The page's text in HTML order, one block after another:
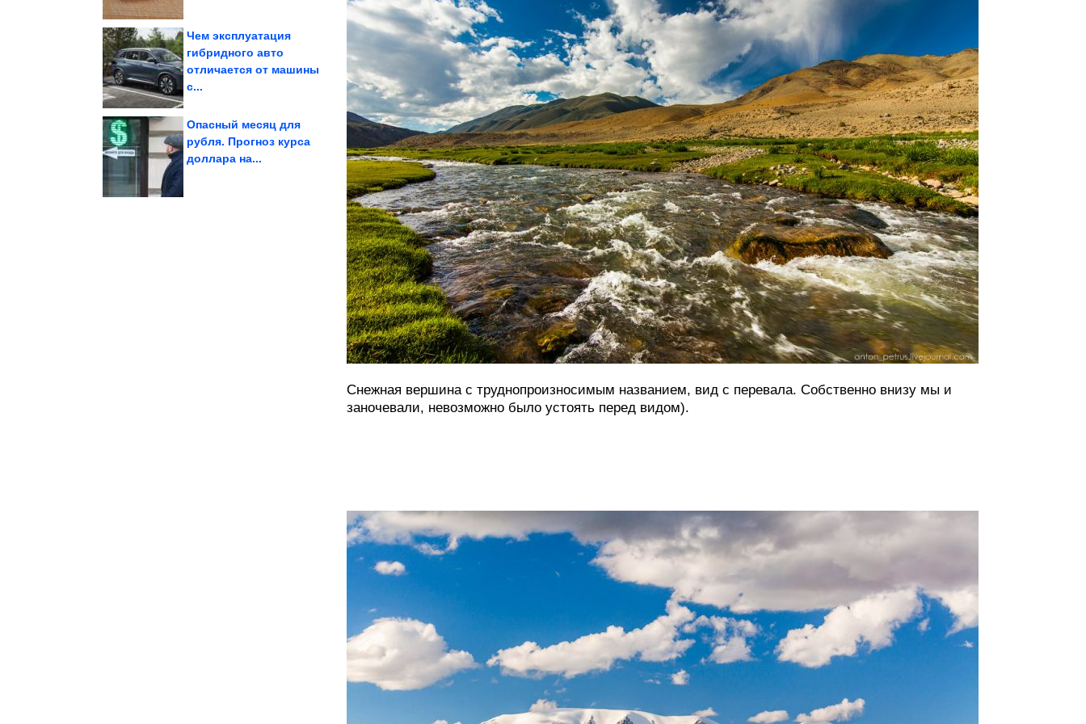
Чем эксплуатация
гибридного авто
отличается от машины
с...
100% супер хиты про
Опасный месяц для
рубля. Прогноз курса
доллара на...
можно сажать вместо
Снежная вершина с труднопроизносимым названием, вид с перевала. Собственно внизу мы и
заночевали, невозможно было устоять перед видом).